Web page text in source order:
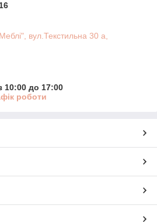
вул.Текстильна 30 а,
10:00 до 17:00
роботи